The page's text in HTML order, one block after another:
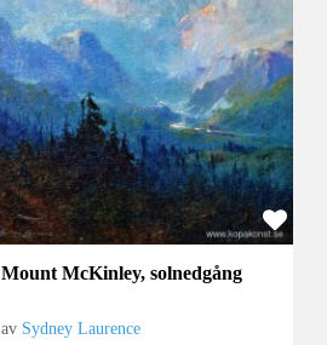
Mount McKinley, solnedgång
av Sydney Laurence